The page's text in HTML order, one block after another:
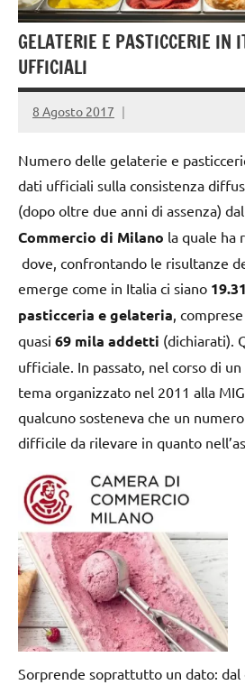
GELATERIE E PASTICCERIE IN
UFFICIALI
8 Agosto 2017
Numero delle gelaterie e
dati ufficiali sulla consistenza
(dopo oltre due anni di assenza)
Commercio di Milano la quale ha
dove, confrontando le risultanze
emerge come in Italia ci siano
pasticceria e gelateria,
quasi 69 mila addetti (dichiarati).
ufficiale. In passato, nel corso di
tema organizzato nel 2011 alla
qualcuno sosteneva che un
difficile da rilevare in quanto
Sorprende soprattutto un dato: